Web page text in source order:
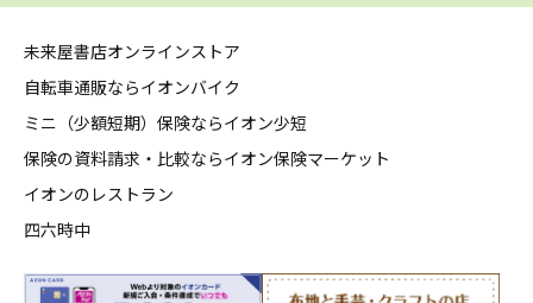
未来屋書店オンラインストア
自転車通販ならイオンバイク
ミニ（少額短期）保険ならイオン少短
保険の資料請求・比較ならイオン保険マーケット
イオンのレストラン
四六時中